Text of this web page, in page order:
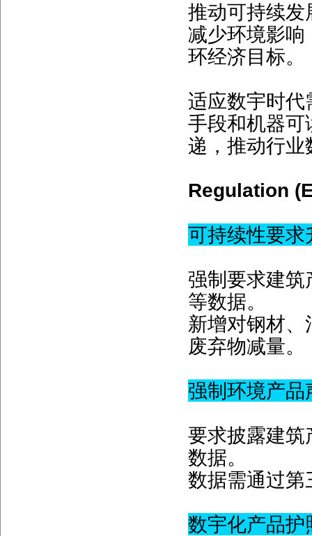
推动可持续发
减少环境影
环经济目标。
适应数宇时代
手段和机器可
递，推动行业
Regulation
可持续性要求
强制要求建筑
等数据。
新增对钢材
废弃物减量。
强制环境产品
要求披露建筑
数据。
数据需通过第
数宇化产品